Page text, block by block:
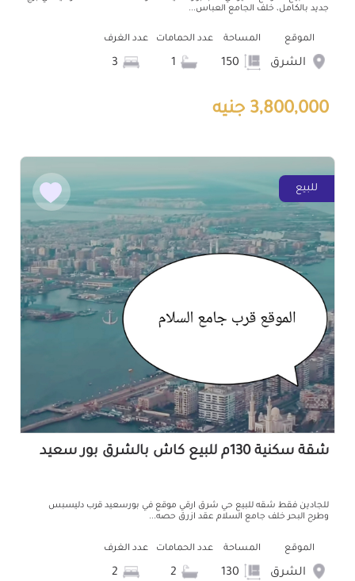
جديد بالكامل، خلف الجامع العباس...
الموقع
الشرق
المساحة عدد الحمامات عدد الغرف
3,800,000 جنيه
للبيع
شقة سكنية 130م للبيع كاش بالشرق بور سعيد
للجادين فقط شقه للبيع حي شرق ارقي موقع في بورسعيد قرب دليسبس
وطرح البحر خلف جامع السلام عقد ازرق حصه...
الموقع
الشرق
المساحة عدد الحمامات عدد الغرف